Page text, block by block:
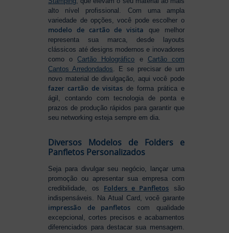
alto nível profissional. Com uma ampla
variedade de opções, você pode escolher o
modelo de cartão de visita que melhor
representa sua marca, desde layouts
clássicos até designs modernos e inovadores
como oCartão Holográfico e Cartão com
Cantos Arredondados . E se precisar de um
novo material de divulgação, aqui você pode
fazer cartão de visitas de forma prática e
ágil, contando com tecnologia de ponta e
prazos de produção rápidos para garantir que
seu networking esteja sempre em dia.
Diversos Modelos de Folders e
Panfletos Personalizados
Seja para divulgar seu negócio, lançar uma
promoção ou apresentar sua empresa com
credibilidade, os Folders e Panfletos são
indispensáveis. Na Atual Card, você garante
impressão de panfletos com qualidade
excepcional, cortes precisos e acabamentos
diferenciados para destacar sua mensagem.